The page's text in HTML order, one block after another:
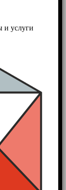
и услуги